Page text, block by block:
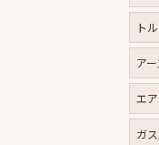
ト
ア
エ
ガ